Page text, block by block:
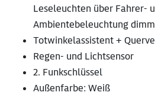
Leseleuchten über Fahrer-
Ambientebeleuchtung
Totwinkelassistent +
Regen- und Lichtsensor
2. Funkschlüssel
Außenfarbe: Weiß